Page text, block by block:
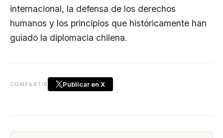
internacional, la defensa de los derechos
humanos y los principios que históricamente han
guiado la diplomacia chilena.
COMPARTIR Publicar en X